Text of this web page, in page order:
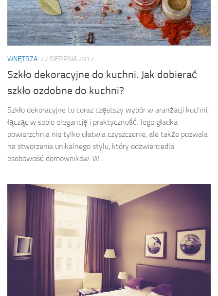
WNĘTRZA 22 SIERPNIA 2017
Szkło dekoracyjne do kuchni. Jak dobierać
szkło ozdobne do kuchni?
Szkło dekoracyjne to coraz częstszy wybór w aranżacji kuchni,
łącząc w sobie elegancję i praktyczność. Jego gładka
powierzchnia nie tylko ułatwia czyszczenie, ale także pozwala
na stworzenie unikalnego stylu, który odzwierciedla
osobowość domowników. W...